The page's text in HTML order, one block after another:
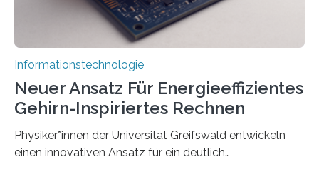
Informationstechnologie
Neuer Ansatz Für Energieeffizientes
Gehirn-Inspiriertes Rechnen
Physiker*innen der Universität Greifswald entwickeln
einen innovativen Ansatz für ein deutlich